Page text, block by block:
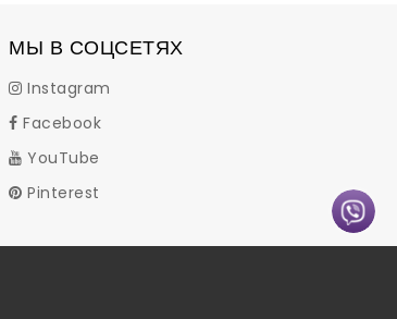
МЫ В СОЦСЕТЯХ
Instagram
Facebook
YouTube
Pinterest